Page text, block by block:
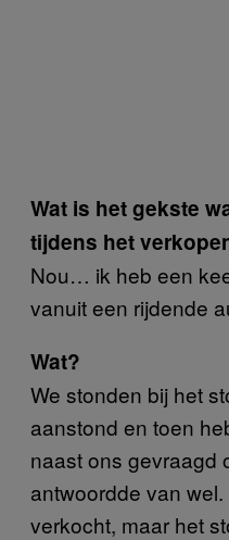
Wat is het gekste
tijdens het
Nou… ik heb een
vanuit een rijdende
Wat?
We stonden bij het
aanstond en toen
naast ons gevraagd
antwoordde van wel.
verkocht, maar het